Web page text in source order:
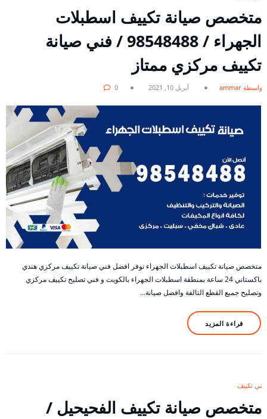
متخصص صيانة تكييف اسطبلات
الجهراء / 98548488 / فني صيانة
تكييف مركزي ممتاز
بواسطة ammar أبريل 10, 2021 0
متخصص صيانة تكييف اسطبلات الجهراء نوفر افضل فني صيانة تكييف مركزي هندي
باكستاني 24 ساعة بمنطقة اسطبلات الجهراء بالكويت و فني تصليح تكييف مركزي
وتصليح جميع القطع التالفة وافضل صيانة…
قراءة المزيد
فني تكييف
متخصص صيانة تكييف الفحيحيل /